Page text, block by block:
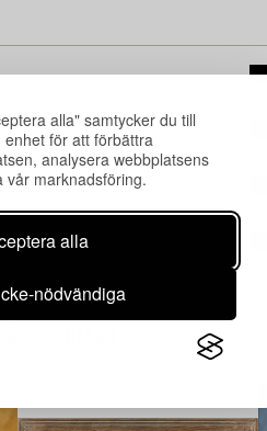
alla" samtycker du till
enhet för att förbättra
analysera webbplatsens
vår marknadsföring.
alla
nödvändiga